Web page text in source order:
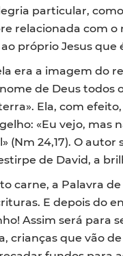
particular,
relacionada com
próprio Jesus
era a imagem do
de Deus todos
Ela, com
«Eu vejo,
(Nm 24,17). O
de David, a
carne, a Palavra
E depois do
Assim será
crianças que vão